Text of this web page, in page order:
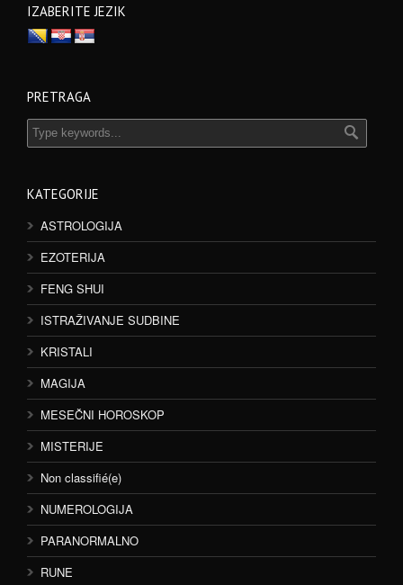
IZABERITE JEZIK
PRETRAGA
KATEGORIJE
ASTROLOGIJA
EZOTERIJA
FENG SHUI
ISTRAŽIVANJE SUDBINE
KRISTALI
MAGIJA
MESEČNI HOROSKOP
MISTERIJE
Non classifié(e)
NUMEROLOGIJA
PARANORMALNO
RUNE